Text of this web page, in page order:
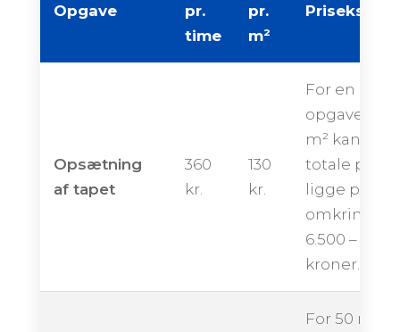
Opgave
pr.
time
pr.
m²
Opsætning
af tapet
360
kr.
130
kr.
For en
opgave på
m² kan den
totale pris
ligge på
omkring
6.500 –
kroner.
For 50 m²